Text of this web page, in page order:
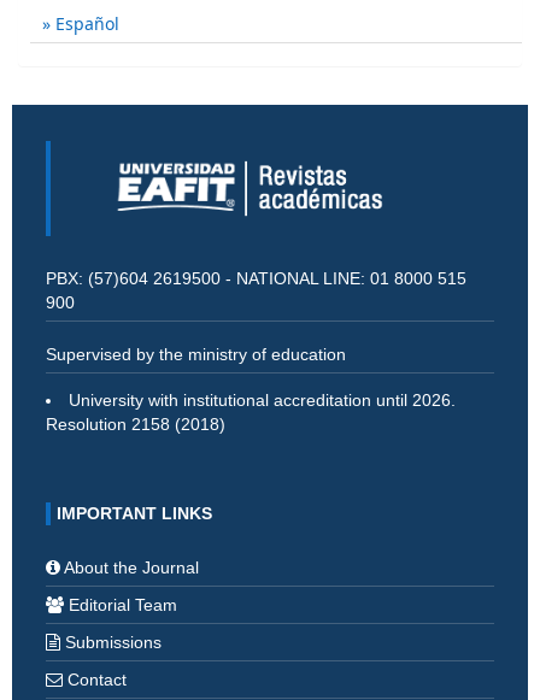
Español
PBX: (57)604 2619500 - NATIONAL LINE: 01 8000 515
900
Supervised by the ministry of education
University with institutional accreditation until 2026.
Resolution 2158 (2018)
IMPORTANT LINKS
About the Journal
Editorial Team
Submissions
Contact